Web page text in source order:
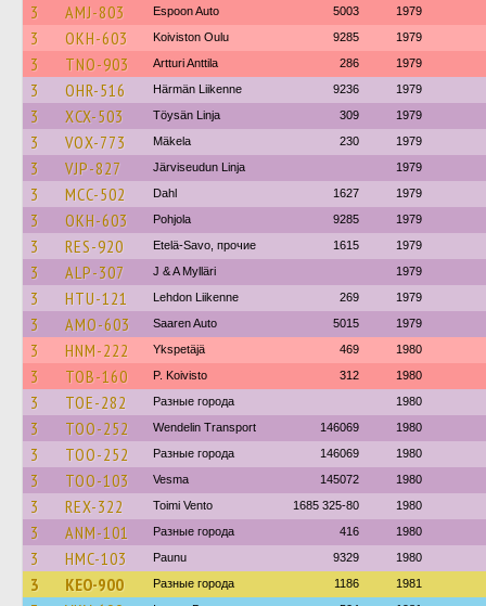
3 AMJ-803 Espoon Auto 5003 1979
3 OKH-603 Koiviston Oulu 9285 1979
3 TNO-903 Artturi Anttila 286 1979
3 OHR-516 Härmän Liikenne 9236 1979
3 XCX-503 Töysän Linja 309 1979
3 VOX-773 Mäkela 230 1979
3 VJP-827 Järviseudun Linja 1979
3 MCC-502 Dahl 1627 1979
3 OKH-603 Pohjola 9285 1979
3 RES-920 Etelä-Savo, прочие 1615 1979
3 ALP-307 J & A Mylläri 1979
3 HTU-121 Lehdon Liikenne 269 1979
3 AMO-603 Saaren Auto 5015 1979
3 HNM-222 Ykspetäjä 469 1980
3 TOB-160 P. Koivisto 312 1980
3 TOE-282 Разные города 1980
3 TOO-252 Wendelin Transport 146069 1980
3 TOO-252 Разные города 146069 1980
3 TOO-103 Vesma 145072 1980
3 REX-322 Toimi Vento 1685 325-80 1980
3 ANM-101 Разные города 416 1980
3 HMC-103 Paunu 9329 1980
3 KEO-900 Разные города 1186 1981